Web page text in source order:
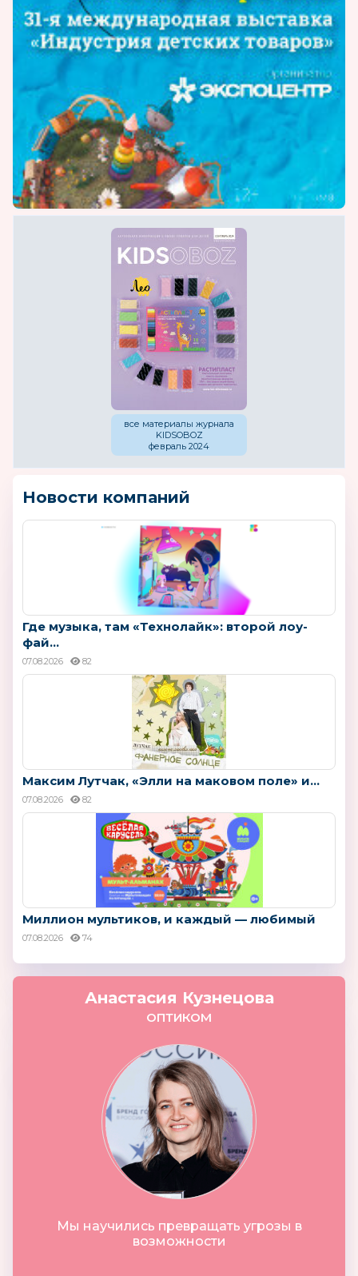
все материалы журнала
KIDSOBOZ
февраль 2024
Новости компаний
Где музыка, там «Технолайк»: второй лоу-
фай...
07.08.2026 82
Максим Лутчак, «Элли на маковом поле» и...
07.08.2026 82
Миллион мультиков, и каждый — любимый
07.08.2026 74
Анастасия Кузнецова
ОПТИКОМ
Мы научились превращать угрозы в
возможности